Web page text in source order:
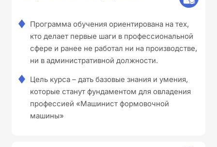
Программа обучения ориентирована на тех,
кто делает первые шаги в профессиональной
сфере и ранее не работал ни на производстве,
ни в административной должности.
Цель курса – дать базовые знания и умения,
которые станут фундаментом для овладения
профессией «Машинист формовочной
машины»